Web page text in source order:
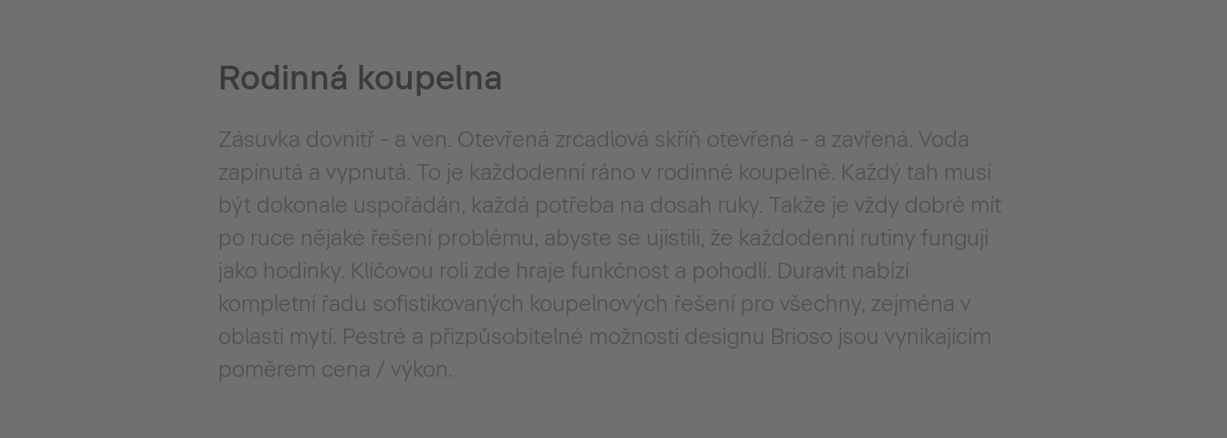
Rodinná koupelna
Zásuvka dovnitř - a ven. Otevřená zrcadlová skříň otevřená - a zavřená. Voda
zapínutá a vypnutá. To je každodenní ráno v rodinné koupelně. Každý tah musí
být dokonale uspořádán, každá potřeba na dosah ruky. Takže je vždy dobré mít
po ruce nějaké řešení problému, abyste se ujistili, že každodenní rutiny fungují
jako hodinky. Klíčovou roli zde hraje funkčnost a pohodlí. Duravit nabízí
kompletní řadu sofistikovaných koupelnových řešení pro všechny, zejména v
oblasti mytí. Pestré a přizpůsobitelné možnosti designu Brioso jsou vynikajícím
poměrem cena / výkon.